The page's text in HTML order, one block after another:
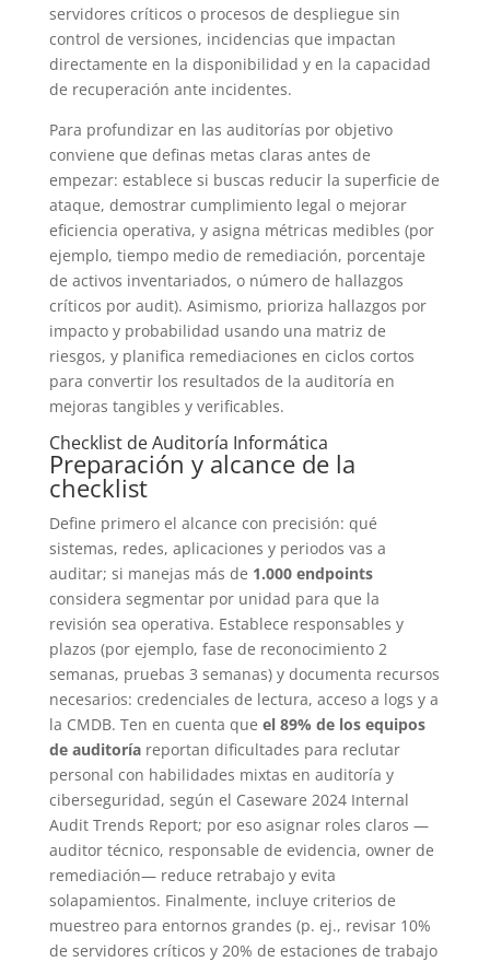
servidores críticos o procesos de despliegue sin
control de versiones, incidencias que impactan
directamente en la disponibilidad y en la capacidad
de recuperación ante incidentes.
Para profundizar en las auditorías por objetivo
conviene que definas metas claras antes de
empezar: establece si buscas reducir la superficie de
ataque, demostrar cumplimiento legal o mejorar
eficiencia operativa, y asigna métricas medibles (por
ejemplo, tiempo medio de remediación, porcentaje
de activos inventariados, o número de hallazgos
críticos por audit). Asimismo, prioriza hallazgos por
impacto y probabilidad usando una matriz de
riesgos, y planifica remediaciones en ciclos cortos
para convertir los resultados de la auditoría en
mejoras tangibles y verificables.
Checklist de Auditoría Informática
Preparación y alcance de la
checklist
Define primero el alcance con precisión: qué
sistemas, redes, aplicaciones y periodos vas a
auditar; si manejas más de 1.000 endpoints
considera segmentar por unidad para que la
revisión sea operativa. Establece responsables y
plazos (por ejemplo, fase de reconocimiento 2
semanas, pruebas 3 semanas) y documenta recursos
necesarios: credenciales de lectura, acceso a logs y a
la CMDB. Ten en cuenta que el 89% de los equipos
de auditoríareportan dificultades para reclutar
personal con habilidades mixtas en auditoría y
ciberseguridad, según el Caseware 2024 Internal
Audit Trends Report; por eso asignar roles claros —
auditor técnico, responsable de evidencia, owner de
remediación— reduce retrabajo y evita
solapamientos. Finalmente, incluye criterios de
muestreo para entornos grandes (p. ej., revisar 10%
de servidores críticos y 20% de estaciones de trabajo